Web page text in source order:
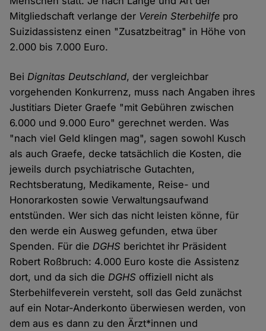
Mitgliedschaft verlange der Verein Sterbehilfe pro
Suizidassistenz einen "Zusatzbeitrag" in Höhe von
2.000 bis 7.000 Euro.
BeiDignitas Deutschland, der vergleichbar
vorgehenden Konkurrenz, muss nach Angaben ihres
Justitiars Dieter Graefe "mit Gebühren zwischen
6.000 und 9.000 Euro" gerechnet werden. Was
"nach viel Geld klingen mag", sagen sowohl Kusch
als auch Graefe, decke tatsächlich die Kosten, die
jeweils durch psychiatrische Gutachten,
Rechtsberatung, Medikamente, Reise- und
Honorarkosten sowie Verwaltungsaufwand
entstünden. Wer sich das nicht leisten könne, für
den werde ein Ausweg gefunden, etwa über
Spenden. Für dieDGHS berichtet ihr Präsident
Robert Roßbruch: 4.000 Euro koste die Assistenz
dort, und da sich dieDGHS offiziell nicht als
Sterbehilfeverein versteht, soll das Geld zunächst
auf ein Notar-Anderkonto überwiesen werden, von
dem aus es dann zu den Ärzt*innen und